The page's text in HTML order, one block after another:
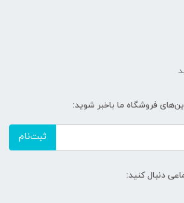
فروشگاه ما باخبر شوید:
ثبت‌نام
دنبال کنید: